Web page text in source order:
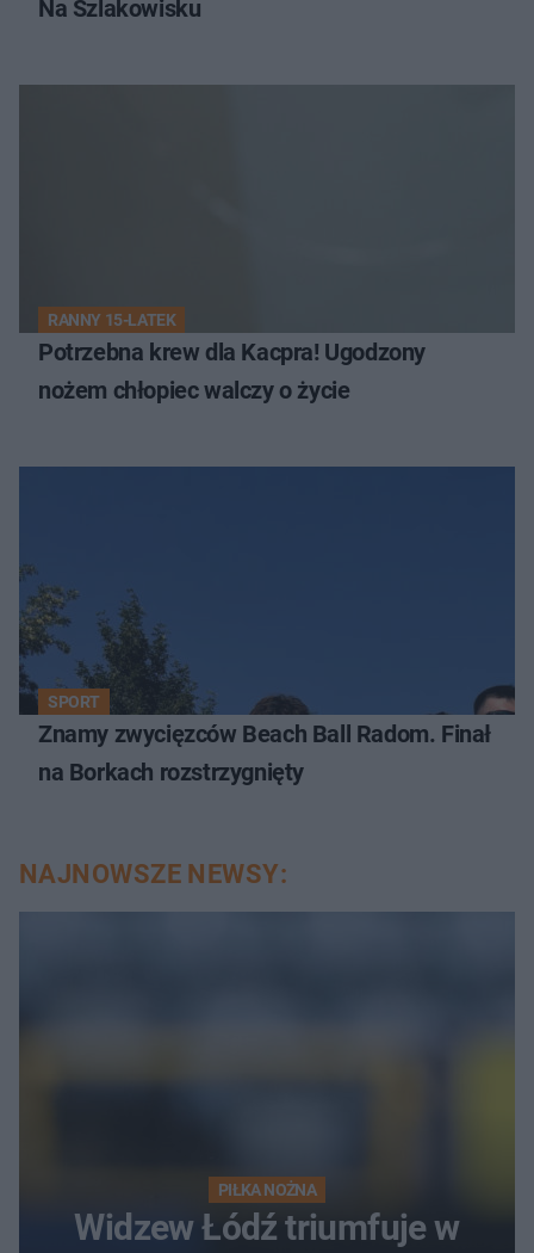
Na Szlakowisku
RANNY 15-LATEK
Potrzebna krew dla Kacpra! Ugodzony
nożem chłopiec walczy o życie
SPORT
Znamy zwycięzców Beach Ball Radom. Finał
na Borkach rozstrzygnięty
NAJNOWSZE NEWSY:
PIŁKA NOŻNA
Widzew Łódź triumfuje w